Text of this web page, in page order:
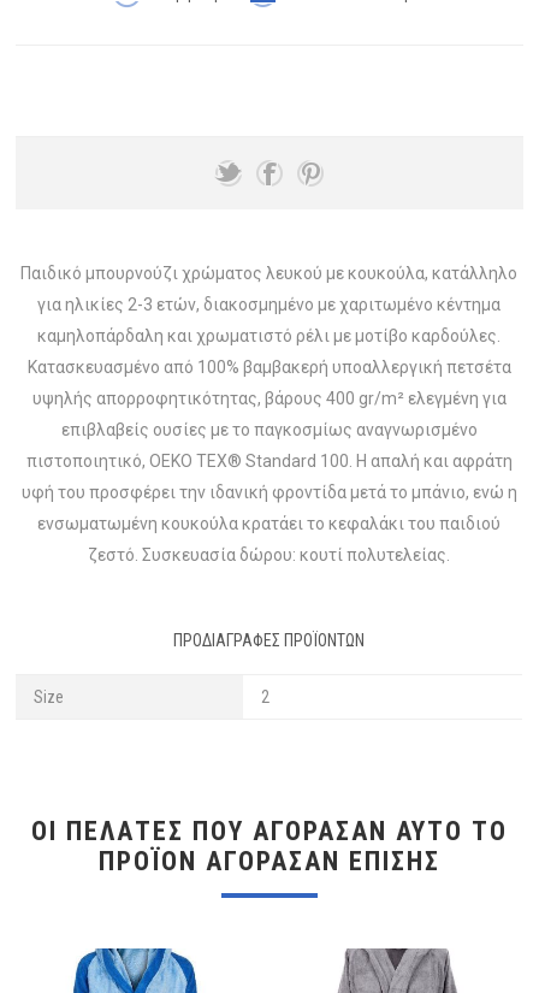
Παιδικό μπουρνούζι χρώματος λευκού με κουκούλα, κατάλληλο
για ηλικίες 2-3 ετών, διακοσμημένο με χαριτωμένο κέντημα
καμηλοπάρδαλη και χρωματιστό ρέλι με μοτίβο καρδούλες.
Κατασκευασμένο από 100% βαμβακερή υποαλλεργική πετσέτα
υψηλής απορροφητικότητας, βάρους 400 gr/m² ελεγμένη για
επιβλαβείς ουσίες με το παγκοσμίως αναγνωρισμένο
πιστοποιητικό, OEKO TEX® Standard 100. Η απαλή και αφράτη
υφή του προσφέρει την ιδανική φροντίδα μετά το μπάνιο, ενώ η
ενσωματωμένη κουκούλα κρατάει το κεφαλάκι του παιδιού
ζεστό. Συσκευασία δώρου: κουτί πολυτελείας.
ΠΡΟΔΙΑΓΡΑΦΈΣ ΠΡΟΪΌΝΤΩΝ
Size 2
ΟΙ ΠΕΛΆΤΕΣ ΠΟΥ ΑΓΌΡΑΣΑΝ ΑΥΤΌ ΤΟ
ΠΡΟΪΌΝ ΑΓΌΡΑΣΑΝ ΕΠΊΣΗΣ